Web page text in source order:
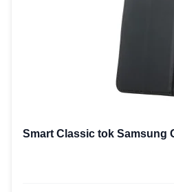
Smart Classic tok Samsung